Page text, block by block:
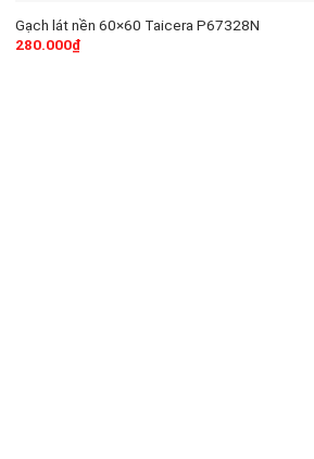
Gạch lát nền 60×60 Taicera P67328N
280.000₫